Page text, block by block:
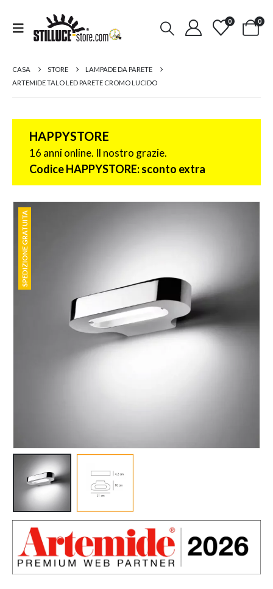
0 0
CASA STORE
LAMPADE DA PARETE
ARTEMIDE TALO LED PARETE CROMO LUCIDO
HAPPYSTORE
16 anni online. Il nostro grazie.
Codice HAPPYSTORE: sconto extra
SPEDIZIONE GRATUITA
SPEDIZIONE GRATUITA